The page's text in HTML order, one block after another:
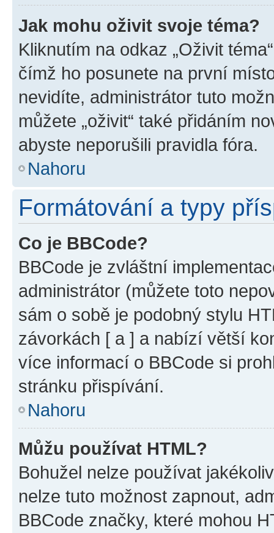
Jak mohu oživit svoje téma?
Kliknutím na odkaz „Oživit
čímž ho posunete na první
nevidíte, administrátor tuto
můžete „oživit“ také přidáním
abyste neporušili pravidla fóra.
Nahoru
Formátování a typy
Co je BBCode?
BBCode je zvláštní
administrátor (můžete toto
sám o sobě je podobný stylu
závorkách [ a ] a nabízí větší
více informací o BBCode si
stránku přispívání.
Nahoru
Můžu používat HTML?
Bohužel nelze používat
nelze tuto možnost zapnout,
BBCode značky, které mohou